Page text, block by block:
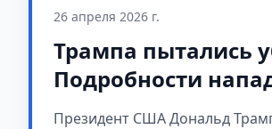
26 апреля 2026 г.
Трампа пытались
Подробности
на президента США
Президент США Дональд